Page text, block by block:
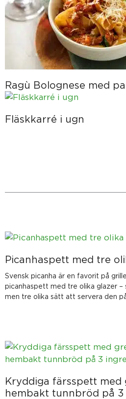
Ragù Bolognese med
Fläskkarré i ugn
Picanhaspett med tre
Svensk picanha är en favorit på
picanhaspett med tre olika glazer –
men tre olika sätt att servera den
Kryddiga färsspett med
hembakt tunnbröd på
Sida
SidaSida
SidaSida